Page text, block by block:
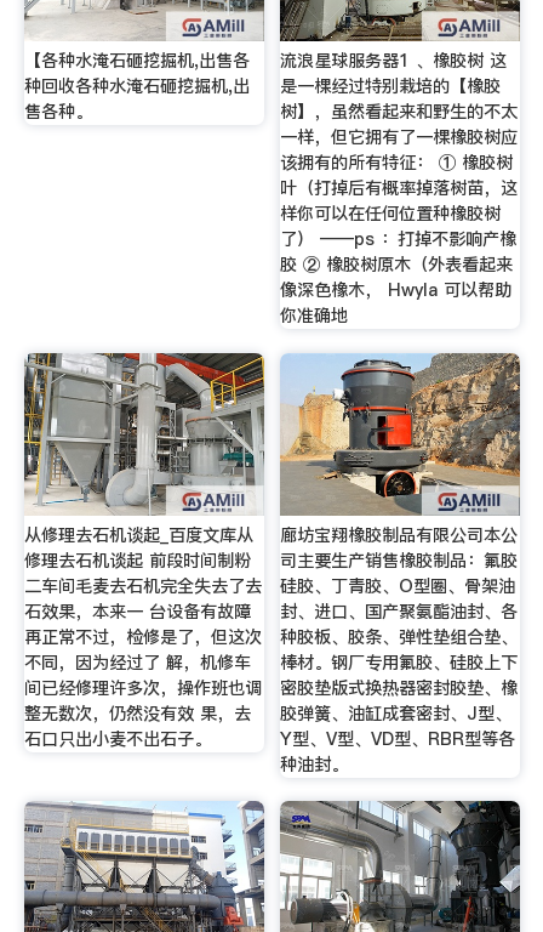
【各种水淹石砸挖掘机,出售各
种回收各种水淹石砸挖掘机,出
售各种。
流浪星球服务器1 、橡胶树 这
是一棵经过特别栽培的【橡胶
树】，虽然看起来和野生的不太
一样，但它拥有了一棵橡胶树应
该拥有的所有特征： ① 橡胶树
叶（打掉后有概率掉落树苗，这
样你可以在任何位置种橡胶树
了） ——ps ：打掉不影响产橡
胶 ② 橡胶树原木（外表看起来
像深色橡木， Hwyla 可以帮助
你准确地
从修理去石机谈起_百度文库从
修理去石机谈起 前段时间制粉
二车间毛麦去石机完全失去了去
石效果，本来一 台设备有故障
再正常不过，检修是了，但这次
不同，因为经过了 解，机修车
间已经修理许多次，操作班也调
整无数次，仍然没有效 果，去
石口只出小麦不出石子。
廊坊宝翔橡胶制品有限公司本公
司主要生产销售橡胶制品：氟胶
硅胶、丁青胶、O型圈、骨架油
封、进口、国产聚氨酯油封、各
种胶板、胶条、弹性垫组合垫、
棒材。钢厂专用氟胶、硅胶上下
密胶垫版式换热器密封胶垫、橡
胶弹簧、油缸成套密封、J型、
Y型、V型、VD型、RBR型等各
种油封。